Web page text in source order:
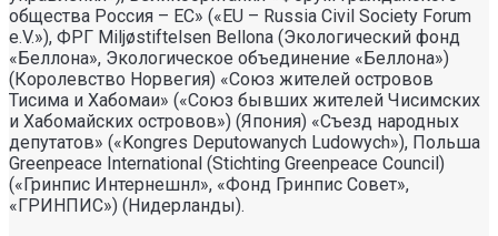
общества Россия – ЕС» («EU – Russia Civil Society Forum
e.V.»), ФРГ Miljøstiftelsen Bellona (Экологический фонд
«Беллона», Экологическое объединение «Беллона»)
(Королевство Норвегия) «Союз жителей островов
Тисима и Хабомаи» («Союз бывших жителей Чисимских
и Хабомайских островов») (Япония) «Съезд народных
депутатов» («Kongres Deputowanych Ludowych»), Польша
Greenpeace International (Stichting Greenpeace Council)
(«Гринпис Интернешнл», «Фонд Гринпис Совет»,
«ГРИНПИС») (Нидерланды).